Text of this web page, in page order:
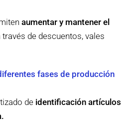
aumentar y mantener el
través de descuentos, vales
fases de producción
de identificación artículos